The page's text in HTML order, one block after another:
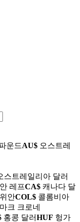
운드AU$ 오스트레
스트레일리아 달러
레프CA$ 캐나다 달
안COL$ 콜롬비아
크 크로네
홍콩 달러HUF 헝가